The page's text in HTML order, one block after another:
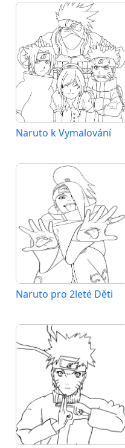
Naruto k Vymalování
Naruto pro 2leté Děti